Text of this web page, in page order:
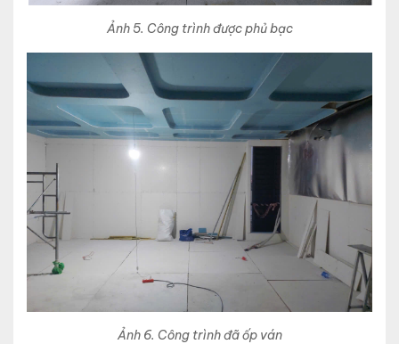
Ảnh 5. Công trình được phủ bạc
Ảnh 6. Công trình đã ốp ván